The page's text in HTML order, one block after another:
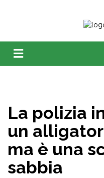
La polizia
un
ma è una
sabbia